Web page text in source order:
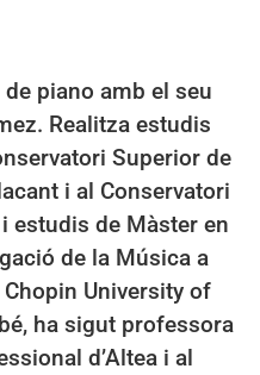
piano amb el seu
Realitza estudis
Superior de
i al Conservatori
estudis de Màster en
de la Música a
University of
ha sigut professora
d’Altea i al